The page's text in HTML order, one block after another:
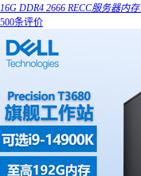
16G DDR4 2666 RECC服务器内
500条评价